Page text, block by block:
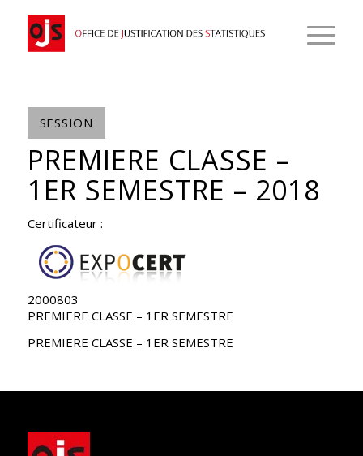
SESSION
PREMIERE CLASSE –
1ER SEMESTRE – 2018
Certificateur :
2000803
PREMIERE CLASSE – 1ER SEMESTRE
PREMIERE CLASSE – 1ER SEMESTRE